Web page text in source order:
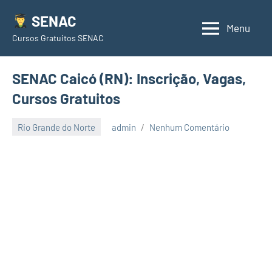
para
conteúdo
SENAC
Cursos Gratuitos SENAC
Menu
SENAC Caicó (RN): Inscrição, Vagas,
Cursos Gratuitos
Rio Grande do Norte admin Nenhum Comentário